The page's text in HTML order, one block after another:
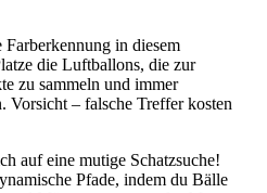
Farberkennung in diesem
die Luftballons, die zur
zu sammeln und immer
Vorsicht – falsche Treffer kosten
auf eine mutige Schatzsuche!
Pfade, indem du Bälle